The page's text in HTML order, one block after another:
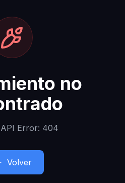
no
Error: 404
Volver